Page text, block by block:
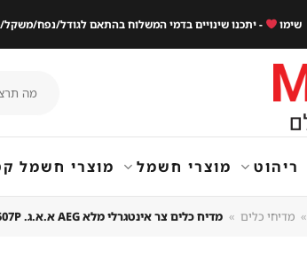
שימו - יתכנו שינויים בדמי המשלוח בהתאם לגודל/נפח/
עבור:
ריהוט מוצרי חשמל מוצרי חשמל
» מדיחי כלים » מדיח כלים צר אינטגרלי מלא AEG א.א.ג. MAXIFLEX AIRDRY FSE73507P